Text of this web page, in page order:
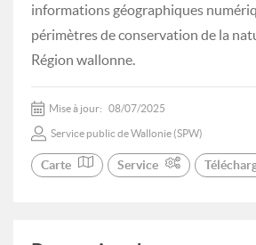
informations géographiques
périmètres de conservation de la
Région wallonne.
Mise à jour: 08/07/2025
Service public de Wallonie (SPW)
Carte Service